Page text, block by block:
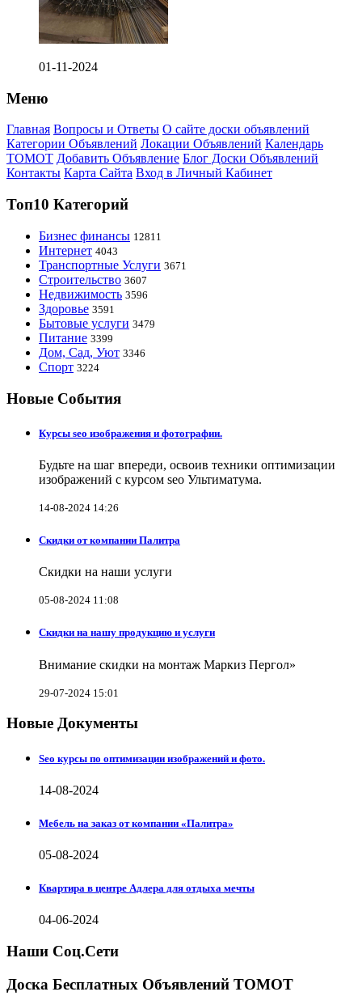
01-11-2024
Меню
Главная Вопросы и Ответы О сайте доски объявлений
Категории Объявлений Локации Объявлений Календарь
ТОМОТ Добавить Объявление Блог Доски Объявлений
Контакты Карта Сайта Вход в Личный Кабинет
Топ10 Категорий
Бизнес финансы 12811
Интернет 4043
Транспортные Услуги 3671
Строительство 3607
Недвижимость 3596
Здоровье 3591
Бытовые услуги 3479
Питание 3399
Дом, Сад, Уют 3346
Спорт 3224
Новые События
Курсы seo изображения и фотографии.
Будьте на шаг впереди, освоив техники оптимизации
изображений с курсом seo Ультиматума.
14-08-2024 14:26
Скидки от компании Палитра
Скидки на наши услуги
05-08-2024 11:08
Скидки на нашу продукцию и услуги
Внимание скидки на монтаж Маркиз Пергол»
29-07-2024 15:01
Новые Документы
Seo курсы по оптимизации изображений и фото.
14-08-2024
Мебель на заказ от компании «Палитра»
05-08-2024
Квартира в центре Адлера для отдыха мечты
04-06-2024
Наши Соц.Сети
Доска Бесплатных Объявлений ТОМОТ